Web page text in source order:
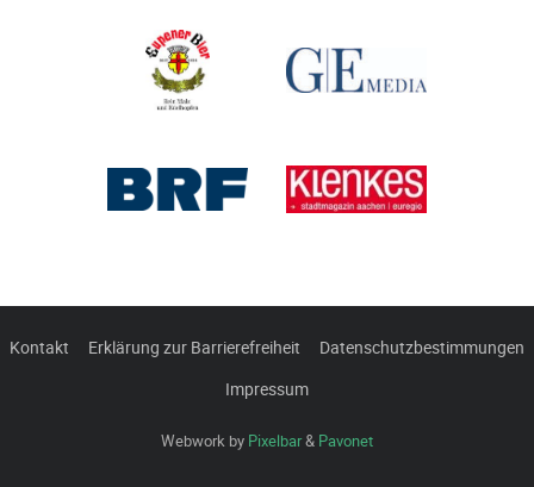
Kontakt Erklärung zur Barrierefreiheit
Datenschutzbestimmungen
Impressum
Webwork by Pixelbar& Pavonet